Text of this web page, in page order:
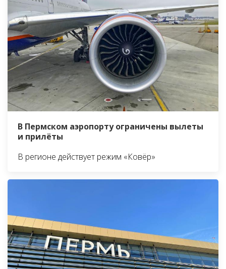
В Пермском аэропорту ограничены вылеты
и прилёты
В регионе действует режим «Ковёр»